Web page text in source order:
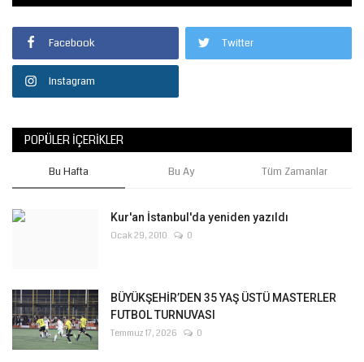
Facebook Twitter
Instagram
POPÜLER İÇERIKLER
Bu Hafta Bu Ay Tüm Zamanlar
Kur'an İstanbul'da yeniden yazıldı
Ocak 29, 2010 0
BÜYÜKŞEHİR’DEN 35 YAŞ ÜSTÜ MASTERLER
FUTBOL TURNUVASI
Temmuz 17, 2026 0